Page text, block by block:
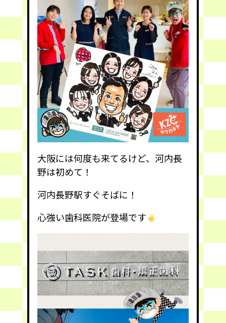
大阪には何度も来てるけど、河内長
野は初めて！
河内長野駅すぐそばに！
心強い歯科医院が登場です